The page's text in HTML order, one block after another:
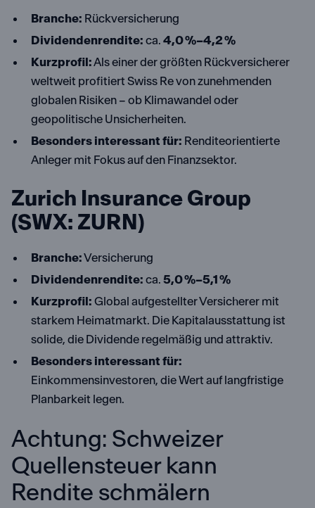
Branche: Rückversicherung
Dividendenrendite: ca. 4,0 %–4,2 %
Kurzprofil:Als einer der größten Rückversicherer
weltweit profitiert Swiss Re von zunehmenden
globalen Risiken – ob Klimawandel oder
geopolitische Unsicherheiten.
Besonders interessant für: Renditeorientierte
Anleger mit Fokus auf den Finanzsektor.
Zurich Insurance Group
(SWX: ZURN)
Branche:Versicherung
Dividendenrendite: ca. 5,0 %–5,1 %
Kurzprofil: Global aufgestellter Versicherer mit
starkem Heimatmarkt. Die Kapitalausstattung ist
solide, die Dividende regelmäßig und attraktiv.
Besonders interessant für:
Einkommensinvestoren, die Wert auf langfristige
Planbarkeit legen.
Achtung: Schweizer
Quellensteuer kann
Rendite schmälern